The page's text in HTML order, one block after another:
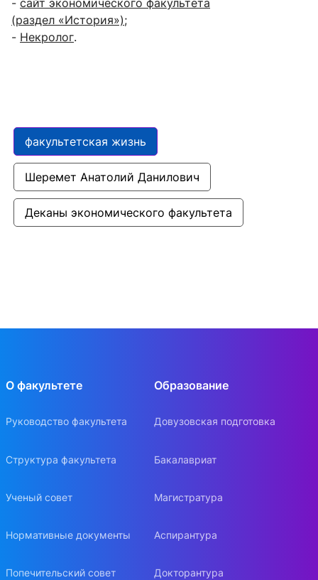
- сайт экономического факультета
(раздел «История»);
- Некролог.
факультетская жизнь
Шеремет Анатолий Данилович
Деканы экономического факультета
О факультете
Руководство факультета
Структура факультета
Ученый совет
Нормативные документы
Попечительский совет
Образование
Довузовская подготовка
Бакалавриат
Магистратура
Аспирантура
Докторантура